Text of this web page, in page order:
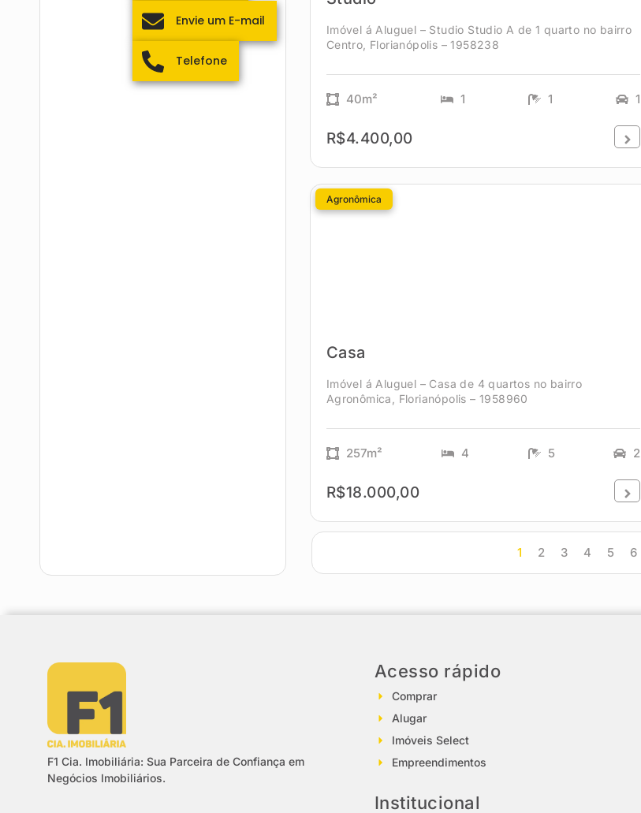
Imóvel á Aluguel – Studio Studio A de 1 quarto no bairro
Centro, Florianópolis – 1958238
40m² 1 1 1
R$4.400,00
Agronômica
Casa
Imóvel á Aluguel – Casa de 4 quartos no bairro
Agronômica, Florianópolis – 1958960
257m² 4 5 2
R$18.000,00
1 2 3 4 5 6
F1 Cia. Imobiliária: Sua Parceira de Confiança em
Negócios Imobiliários.
Acesso rápido
Comprar
Alugar
Imóveis Select
Empreendimentos
Institucional
Envie um E-mail
Telefone